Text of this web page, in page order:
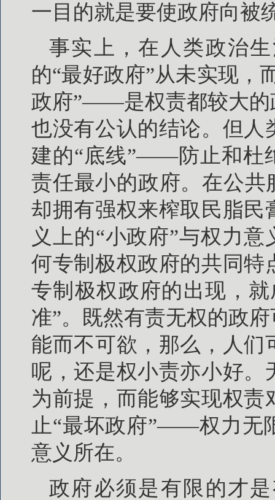
一目的就是要使政府向被
事实上，在人类政治
的“最好政府”从未实现，
政府”——是权责都较大
也没有公认的结论。但人
建的“底线”——防止和杜
责任最小的政府。在公共
却拥有强权来榨取民脂民
义上的“小政府”与权力
何专制极权政府的共同特
专制极权政府的出现，
准”。既然有责无权的政
能而不可欲，那么，人们
呢，还是权小责亦小好
为前提，而能够实现权
止“最坏政府”——权力无
意义所在。
政府必须是有限的才